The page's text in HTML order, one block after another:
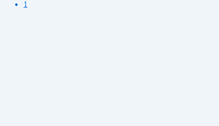
1